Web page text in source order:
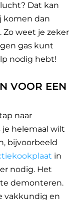
Dat kan
komen dan
weet je zeker
gas kunt
nodig hebt!
VOOR EEN
naar
je helemaal wilt
bijvoorbeeld
in
nodig. Het
demonteren.
vakkundig en